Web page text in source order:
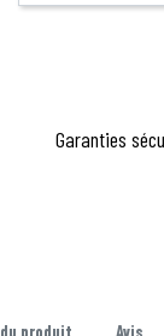
Garanties
produit Avis